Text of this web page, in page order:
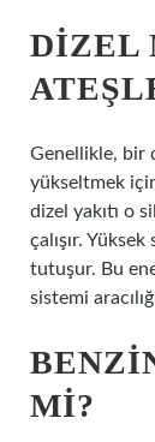
DIZEL
Genellikle, bir
yükseltmek
dizel yakıtı o
çalışır.
tutuşur. Bu
sistemi
MI?